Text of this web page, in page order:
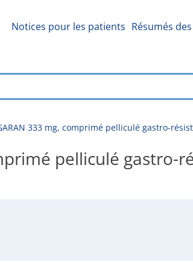
Notices pour les patients Résumés
333 mg, comprimé pelliculé gastro-
pelliculé